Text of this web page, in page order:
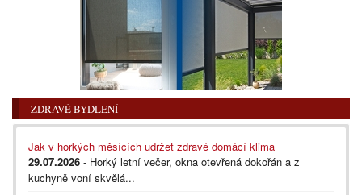
ZDRAVÉ BYDLENÍ
Jak v horkých měsících udržet zdravé domácí klima
29.07.2026 - Horký letní večer, okna otevřená dokořán a z
kuchyně voní skvělá...